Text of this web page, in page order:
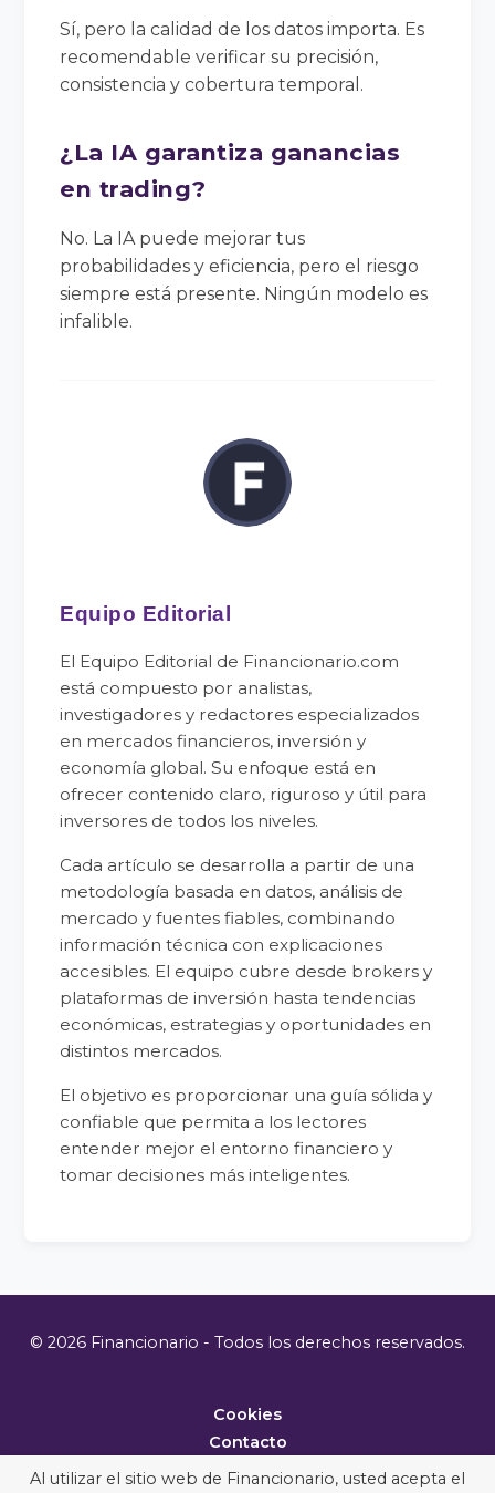
Sí, pero la calidad de los datos importa. Es
recomendable verificar su precisión,
consistencia y cobertura temporal.
¿La IA garantiza ganancias
en trading?
No. La IA puede mejorar tus
probabilidades y eficiencia, pero el riesgo
siempre está presente. Ningún modelo es
infalible.
Equipo Editorial
El Equipo Editorial de Financionario.com
está compuesto por analistas,
investigadores y redactores especializados
en mercados financieros, inversión y
economía global. Su enfoque está en
ofrecer contenido claro, riguroso y útil para
inversores de todos los niveles.
Cada artículo se desarrolla a partir de una
metodología basada en datos, análisis de
mercado y fuentes fiables, combinando
información técnica con explicaciones
accesibles. El equipo cubre desde brokers y
plataformas de inversión hasta tendencias
económicas, estrategias y oportunidades en
distintos mercados.
El objetivo es proporcionar una guía sólida y
confiable que permita a los lectores
entender mejor el entorno financiero y
tomar decisiones más inteligentes.
© 2026 Financionario - Todos los derechos reservados.
Cookies
Contacto
Metodología
Al utilizar el sitio web de Financionario, usted acepta el